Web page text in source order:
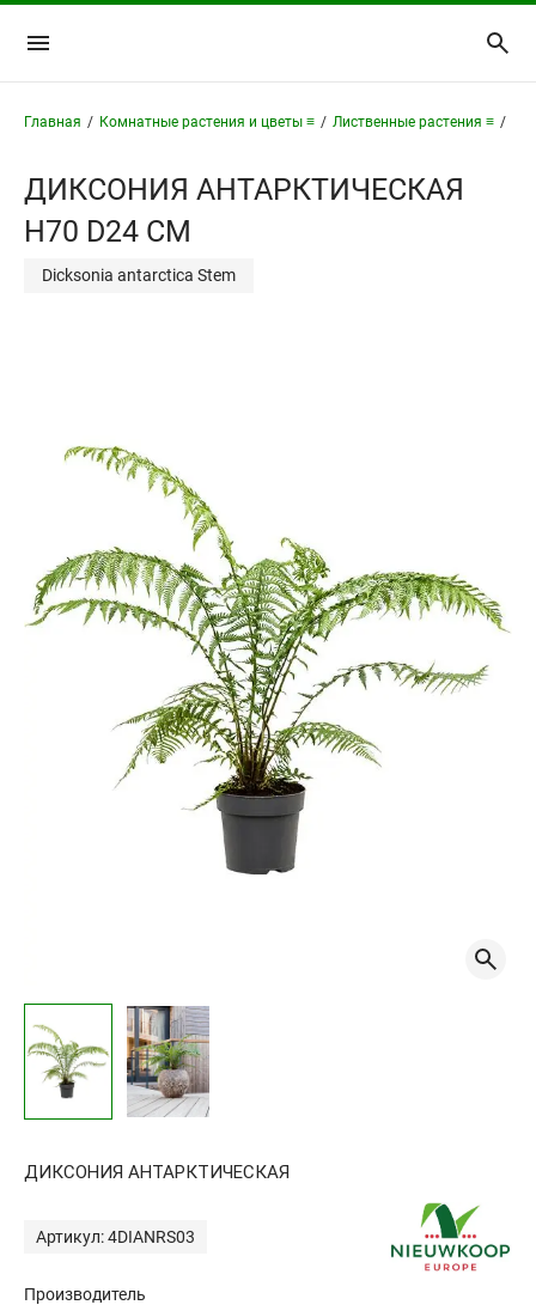
Главная / Комнатные растения и цветы ≡ / Лиственные растения ≡ /
ДИКСОНИЯ АНТАРКТИЧЕСКАЯ
H70 D24 СМ
Dicksonia antarctica Stem
ДИКСОНИЯ АНТАРКТИЧЕСКАЯ
Артикул: 4DIANRS03
Производитель